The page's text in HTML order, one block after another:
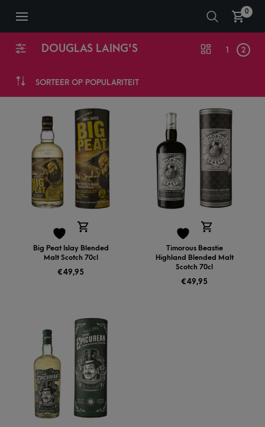
0
DOUGLAS LAING'S
SORTEER OP POPULARITEIT
1 2
Big Peat Islay Blended
Malt Scotch 70cl
€49,95
Timorous Beastie
Highland Blended Malt
Scotch 70cl
€49,95